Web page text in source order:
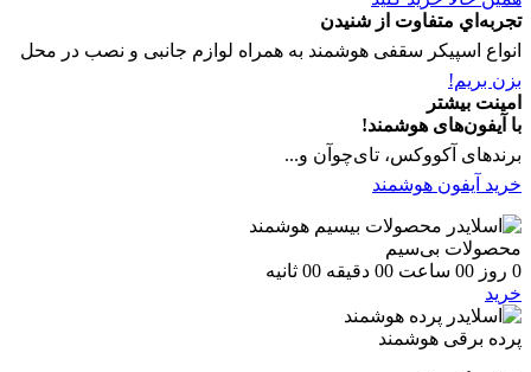
تجربه‌اي متفاوت از شنیدن
انواع اسپیکر سقفی هوشمند به همراه لوازم جانبی و نصب در محل
بزن بریم!
امینت بیشتر
با آیفون‌های هوشمند!
برندهای آکووکس، تای‌چوآن و...
خرید آیفون هوشمند
محصولات بی‌سیم
0 روز 00 ساعت 00 دقیقه 00 ثانیه
خرید
پرده برقی هوشمند